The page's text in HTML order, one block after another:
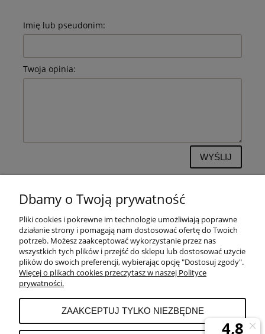
Imię lub pseudonim:
Twoja opinia:
WYŚLIJ
POMOC
PŁATNOŚCI I DOSTAWA
MOJE KONTO
Dbamy o Twoją prywatność
Pliki cookies i pokrewne im technologie umożliwiają poprawne
działanie strony i pomagają nam dostosować ofertę do Twoich
potrzeb. Możesz zaakceptować wykorzystanie przez nas
wszystkich tych plików i przejść do sklepu lub dostosować użycie
plików do swoich preferencji, wybierając opcję "Dostosuj zgody".
Więcej o plikach cookies przeczytasz w naszej Polityce
prywatności.
ZAAKCEPTUJ TYLKO NIEZBĘDNE